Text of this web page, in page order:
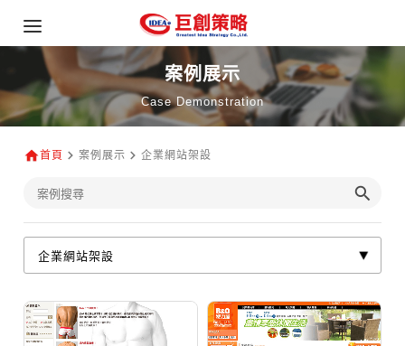
案例展示
Case Demonstration
首頁 案例展示 企業網站架設